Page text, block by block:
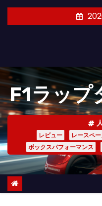
キ
ッ
プ
F1ラップ
レビュー レースペ
ボックスパフォーマンス